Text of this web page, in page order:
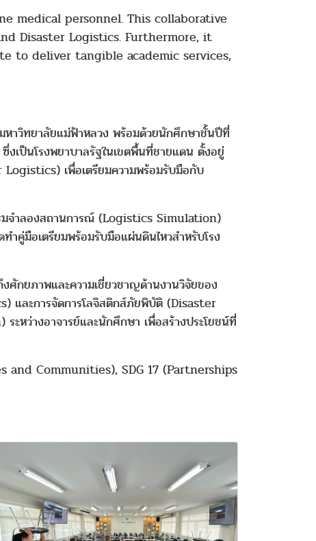
medical personnel. This collaborative
Disaster Logistics. Furthermore, it
to deliver tangible academic services,
หาวิทยาลัยแม่ฟ้าหลวง พร้อมด้วยนักศึกษาชั้นปีที่
เป็นโรงพยาบาลรัฐในเขตพื้นที่ชายแดน ตั้งอยู่
เพื่อเตรียมความพร้อมรับมือกับ
มจำลองสถานการณ์ (Logistics Simulation)
คู่มือเตรียมพร้อมรับมือแผ่นดินไหวสำหรับโรง
ศักยภาพและความเชี่ยวชาญด้านงานวิจัยของ
และการจัดการโลจิสติกส์ภัยพิบัติ (Disaster
ะหว่างอาจารย์และนักศึกษา เพื่อสร้างประโยชน์ที่
and Communities), SDG 17 (Partnerships